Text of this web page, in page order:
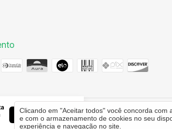
Aceitar e fechar
Todos os direitos reservados.
Clicando em "Aceitar todos" você concorda com
e com o armazenamento de cookies no seu
experiência e navegação no site.